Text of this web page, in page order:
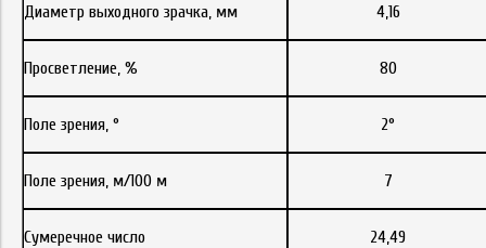
Диаметр выходного зрачка, мм 4,16
Просветление, % 80
Поле зрения, ° 2°
Поле зрения, м/100 м 7
Сумеречное число 24,49